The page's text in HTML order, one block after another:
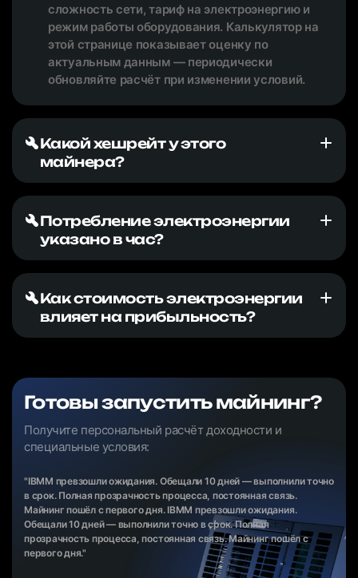
сложность сети, тариф на электроэнергию и
режим работы оборудования. Калькулятор на
этой странице показывает оценку по
актуальным данным — периодически
обновляйте расчёт при изменении условий.
Какой хешрейт у этого
майнера?
Потребление электроэнергии
указано в час?
Как стоимость электроэнергии
влияет на прибыльность?
Готовы запустить майнинг?
Получите персональный расчёт доходности и
специальные условия:
"IBMM превзошли ожидания. Обещали 10 дней — выполнили точно
в срок. Полная прозрачность процесса, постоянная связь.
Майнинг пошёл с первого дня. IBMM превзошли ожидания.
Обещали 10 дней — выполнили точно в срок. Полная
прозрачность процесса, постоянная связь. Майнинг пошёл с
первого дня."